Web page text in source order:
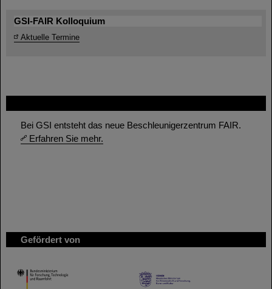
Bei GSI entsteht das neue Beschleunigerzentrum FAIR.
Erfahren Sie mehr.
Gefördert von
HMWK
GSI-FAIR Kolloquium
Aktuelle Termine